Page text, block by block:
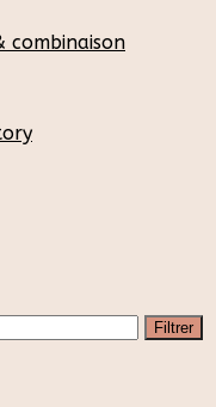
combinaison
Filtrer